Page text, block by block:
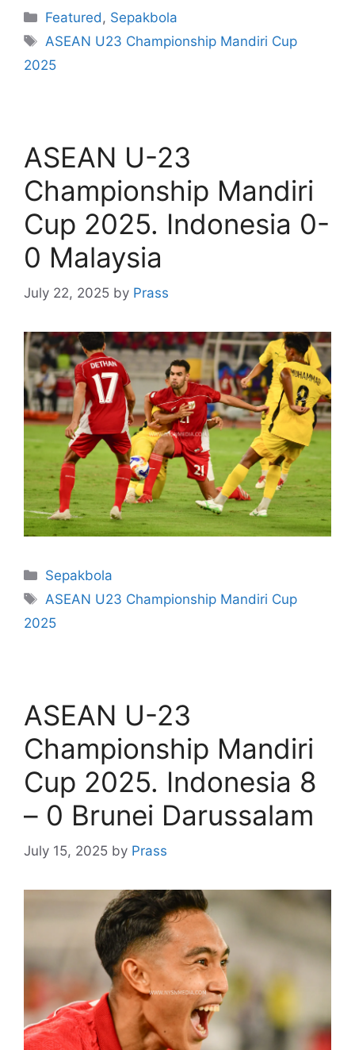
Featured, Sepakbola
ASEAN U23 Championship Mandiri Cup
2025
ASEAN U-23
Championship Mandiri
Cup 2025. Indonesia 0-
0 Malaysia
July 22, 2025 by Prass
Sepakbola
ASEAN U23 Championship Mandiri Cup
2025
ASEAN U-23
Championship Mandiri
Cup 2025. Indonesia 8
– 0 Brunei Darussalam
July 15, 2025 by Prass